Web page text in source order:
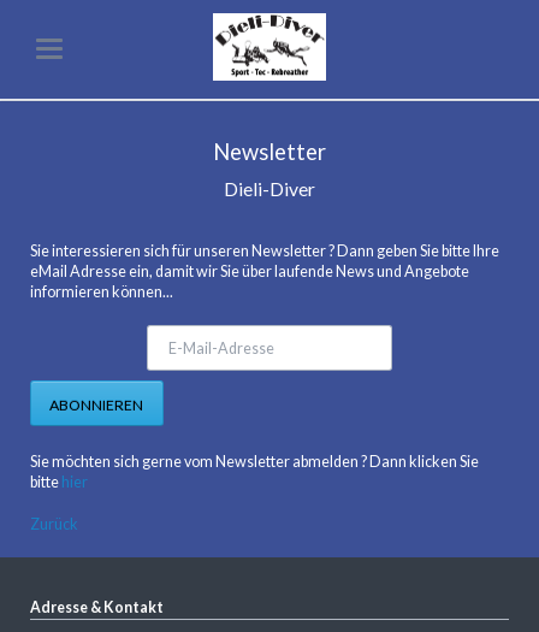
Newsletter
Dieli-Diver
Sie interessieren sich für unseren Newsletter ? Dann geben Sie bitte Ihre
eMail Adresse ein, damit wir Sie über laufende News und Angebote
informieren können...
Adresse
ABONNIEREN
Sie möchten sich gerne vom Newsletter abmelden ? Dann klicken Sie
bitte hier
Zurück
Adresse & Kontakt